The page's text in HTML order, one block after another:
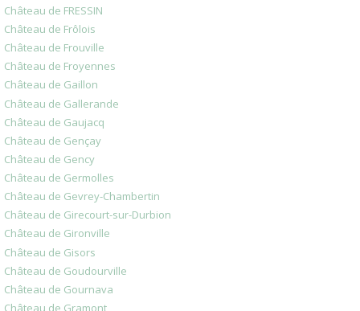
Château de FRESSIN
Château de Frôlois
Château de Frouville
Château de Froyennes
Château de Gaillon
Château de Gallerande
Château de Gaujacq
Château de Gençay
Château de Gency
Château de Germolles
Château de Gevrey-Chambertin
Château de Girecourt-sur-Durbion
Château de Gironville
Château de Gisors
Château de Goudourville
Château de Gournava
Château de Gramont